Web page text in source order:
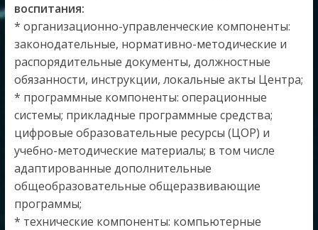
воспитания:
* организационно-управленческие компоненты:
законодательные, нормативно-методические и
распорядительные документы, должностные
обязанности, инструкции, локальные акты Центра;
* программные компоненты: операционные
системы; прикладные программные средства;
цифровые образовательные ресурсы (ЦОР) и
учебно-методические материалы; в том числе
адаптированные дополнительные
общеобразовательные общеразвивающие
программы;
* технические компоненты: компьютерные